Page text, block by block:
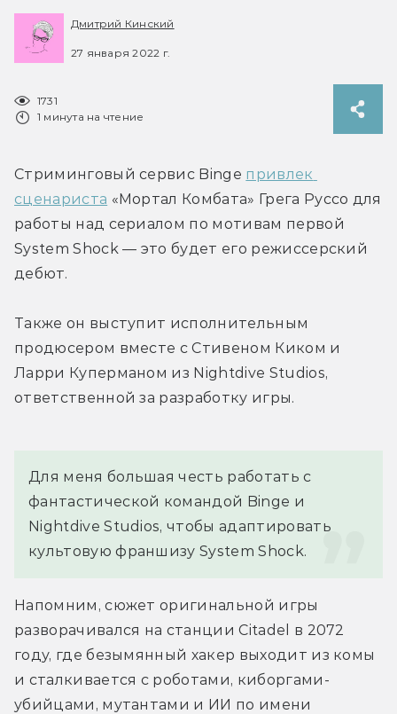
Дмитрий Кинский
27 января 2022 г.
1731
1 минута на чтение
Стриминговый сервис Binge привлек
сценариста «Мортал Комбата» Грега Руссо для
работы над сериалом по мотивам первой
System Shock — это будет его режиссерский
дебют.
Также он выступит исполнительным
продюсером вместе с Стивеном Киком и
Ларри Куперманом из Nightdive Studios,
ответственной за разработку игры.
Для меня большая честь работать с
фантастической командой Binge и
Nightdive Studios, чтобы адаптировать
культовую франшизу System Shock.
Напомним, сюжет оригинальной игры
разворачивался на станции ​​Citadel в 2072
году, где безымянный хакер выходит из комы
и сталкивается с роботами, киборгами-
убийцами, мутантами и ИИ по имени